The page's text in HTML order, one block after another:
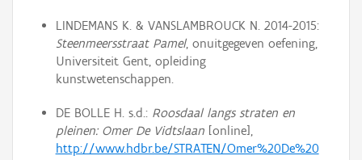
LINDEMANS K. & VANSLAMBROUCK N. 2014-2015:
Steenmeersstraat Pamel, onuitgegeven oefening,
Universiteit Gent, opleiding
kunstwetenschappen.
DE BOLLE H. s.d.: Roosdaal langs straten en
pleinen: Omer De Vidtslaan[online],
http://www.hdbr.be/STRATEN/Omer%20De%20